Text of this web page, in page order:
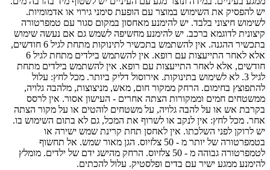
יש להפסיק את השימוש במוצר עם הופעת סימני גירוי או אדמומיות.
לשימוש חיצוני בלבד. יש להימנע מאחסון במקום סגור עם טמפרטורה
קיצונית לדוגמא ברכב. יש להימנע מחשיפה לשמש גם אם נעשה שימוש
בתכשיר ההגנה. אין להשתמש בתכשיר לתינוקות מתחת לגיל 6 חודשים,
אלא לאחר התייעצות עם רופא. אין להשתמש בילדים מתחת לגיל 6
חודשים, אלא לאחר התייעצות עם רופא. אין להשתמש בילדים מתחת
לגיל 3. לא לשימוש בתינוקות. אירוסול דליק ביותר. מכל לחץ: עלול
להתפוצץ בחימום. הרחק ממקור חום, מאש, מניצוצות, מלהבה גלויה,
ממשטחים חמים וממקורות הצתה אחרים - העישון אסור. אין לרסס
בקרבת אש או על להבה גלויה, על משטחים לוהטים או על מקור הצתה
אחר. מכל לחץ: אין לנקב או לשרוף את המכל, גם לא בתום השימוש בו.
יש לרוקן לפני השלכתו. אין לאחסן תחת קרינת שמש ישירה או
בטמפרטורה של יותר מ - 50 צלזיוס. הגן מאור שמש. אל תחשוף
לטמפרטורה גבוהה מ - 50 צלזיוס. הרחק מהישג ידם של ילדים. מומלץ
להימנע ממגע ישיר עם בדים ופלסטיק. עלול להכתים.